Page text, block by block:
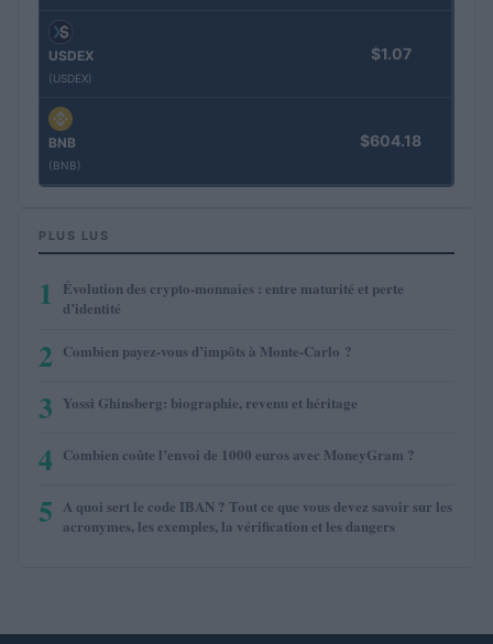
USDEX
(USDEX)
$1.07
BNB
(BNB)
$604.18
PLUS LUS
1
Évolution des crypto-monnaies : entre maturité et perte
d’identité
2 Combien payez-vous d’impôts à Monte-Carlo ?
3 Yossi Ghinsberg: biographie, revenu et héritage
4 Combien coûte l’envoi de 1000 euros avec MoneyGram ?
5 A quoi sert le code IBAN ? Tout ce que vous devez savoir sur les
acronymes, les exemples, la vérification et les dangers